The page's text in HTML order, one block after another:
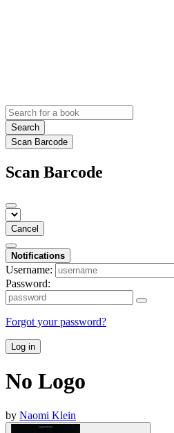
Search
Scan Barcode
Scan Barcode
Cancel
Notifications
Username:
Password:
Forgot your password?
Log in
No Logo
by Naomi Klein